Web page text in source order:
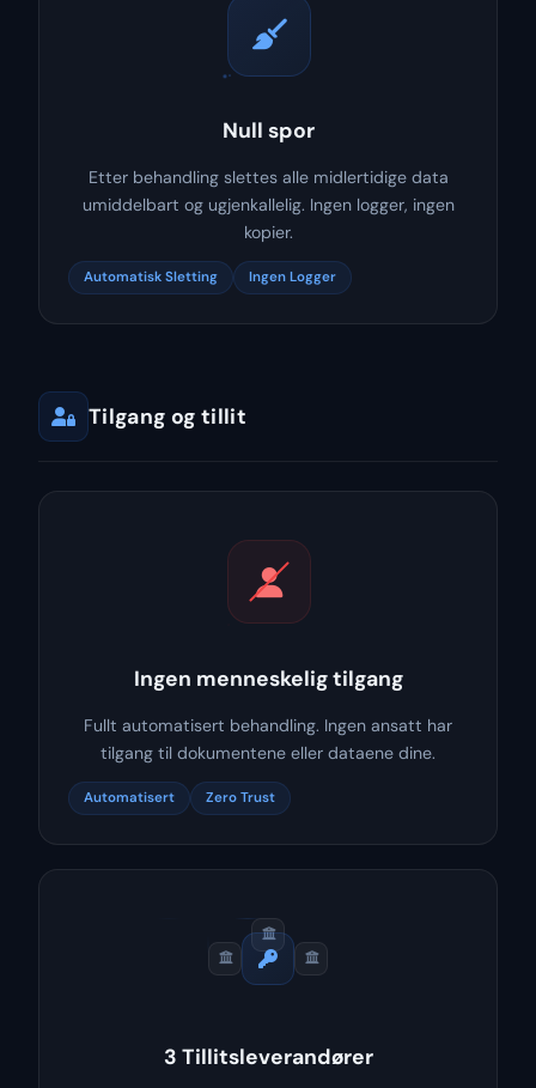
Null spor
Etter behandling slettes alle midlertidige data
umiddelbart og ugjenkallelig. Ingen logger, ingen
kopier.
Automatisk Sletting Ingen Logger
Tilgang og tillit
Ingen menneskelig tilgang
Fullt automatisert behandling. Ingen ansatt har
tilgang til dokumentene eller dataene dine.
Automatisert Zero Trust
3 Tillitsleverandører